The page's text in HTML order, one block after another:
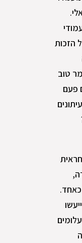
מישהו שקרא כמוני את כל 166 עמודי
הזכות
טוב
פעם
כאחד.